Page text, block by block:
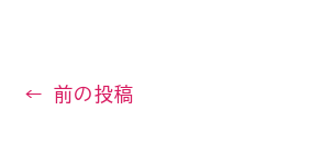
← 前の投稿